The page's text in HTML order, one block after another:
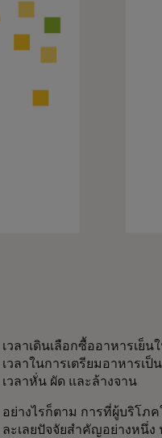
เวลาเดินเลือกซื้ออาหารเย็
เวลาในการเตรียมอาหารเ
เวลาหั่น ผัด และล้างจาน
อย่างไรก็ตาม การที่ผู้บริโภ
ละเลยปัจจัยสำคัญอย่างหนึ่